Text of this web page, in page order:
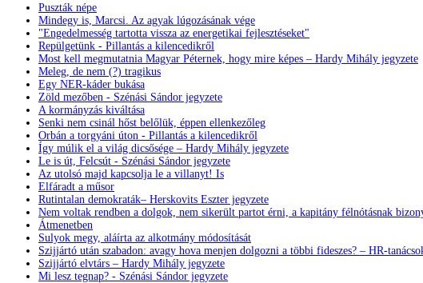
Puszták népe
Mindegy is, Marcsi. Az agyak lúgozásának vége
"Engedelmesség tartotta vissza az energetikai fejlesztéseket"
Repülgetünk - Pillantás a kilencedikről
Most kell megmutatnia Magyar Péternek, hogy mire képes – Hardy Mihály jegyzete
Meleg, de nem (?) tragikus
Egy NER-káder bukása
Zöld mezőben - Szénási Sándor jegyzete
A kormányzás kiváltása
Senki nem csinál hőst belőlük, éppen ellenkezőleg
Orbán a torgyáni úton - Pillantás a kilencedikről
Így múlik el a világ dicsősége – Hardy Mihály jegyzete
Le is út, Felcsút - Szénási Sándor jegyzete
Az utolsó majd kapcsolja le a villanyt! Is
Elfáradt a műsor
Rutintalan demokraták– Herskovits Eszter jegyzete
Nem voltak rendben a dolgok, nem sikerült partot érni, a kapitány félnótásnak
Átmenetben
Sulyok megy, aláírta az alkotmány módosítását
Szijjártó után szabadon: avagy hova menjen dolgozni a többi fideszes? – HR-
Szijjártó elvtárs – Hardy Mihály jegyzete
Mi lesz tegnap? - Szénási Sándor jegyzete